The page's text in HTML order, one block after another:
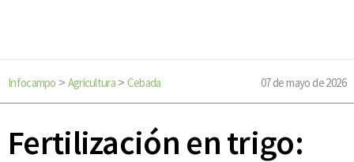
Infocampo > Agricultura> Cebada 07 de mayo de 2026
Fertilización en trigo: